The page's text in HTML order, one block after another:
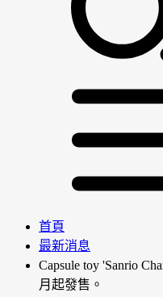
首頁
最新消息
Capsule toy 'Sanrio
月起發售。